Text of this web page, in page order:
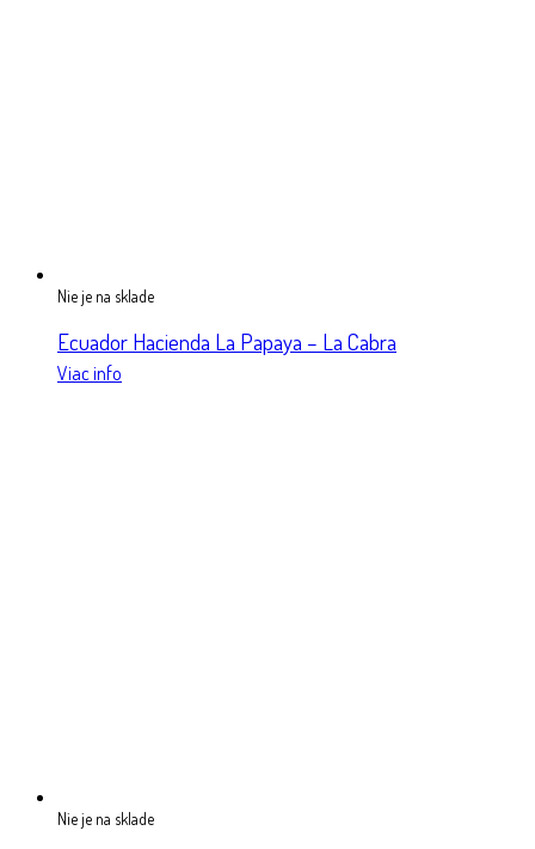
Nie je na sklade
Ecuador Hacienda La Papaya – La Cabra
Viac info
Nie je na sklade